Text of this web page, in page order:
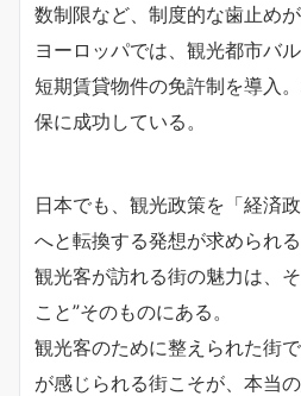
数制限など、制度的な歯止めが
ヨーロッパでは、観光都市バ
短期賃貸物件の免許制を導入
保に成功している。
日本でも、観光政策を「経済
へと転換する発想が求められる
観光客が訪れる街の魅力は、
こと”そのものにある。
観光客のために整えられた街
が感じられる街こそが、本当